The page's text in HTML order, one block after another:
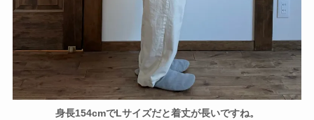
身長154cmでLサイズだと着丈が長いですね。